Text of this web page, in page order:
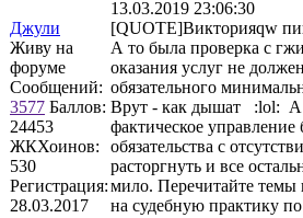
Джули
Живу на
форуме
Сообщений:
3577 Баллов:
24453
ЖКХоинов:
530
Регистрация:
28.03.2017
13.03.2019 23:06:30
[QUOTE]Викторияqw
А то была проверка с
оказания услуг не
обязательного
Врут - как дышат :lol: А
фактическое
обязательства с
расторгнуть и все
мило. Перечитайте темы
на судебную практику